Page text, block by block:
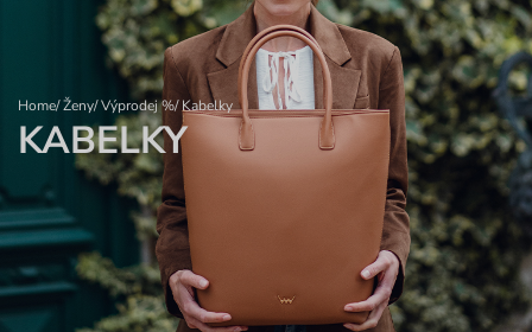
Home/Ženy/Výprodej %/Kabelky
KABELKY